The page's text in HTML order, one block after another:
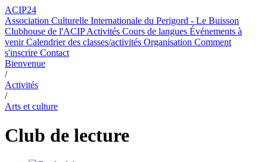
ACIP24
Association Culturelle Internationale du Perigord - Le Buisson
Clubhouse de l'ACIPActivités Cours de langues Événements à
venirCalendrier des classes/activités Organisation Comment
s'inscrire Contact
Bienvenue
/
Activités
/
Arts et culture
Club de lecture